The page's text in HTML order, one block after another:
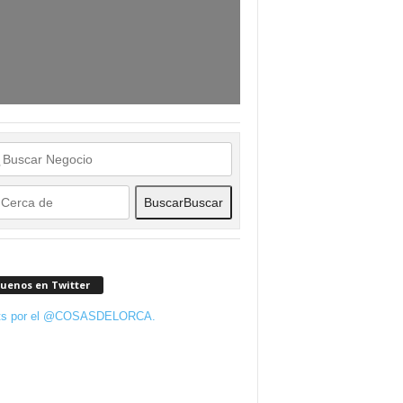
BuscarBuscar
en Twitter
por el @COSASDELORCA.